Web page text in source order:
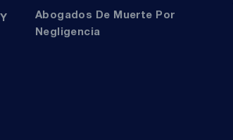
Abogados De Muerte Por
Negligencia